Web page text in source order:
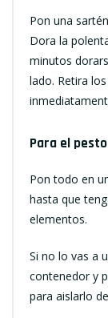
Pon una
Dora la
minutos
lado. Retira
Para el pesto
Pon todo en
hasta que
elementos.
Si no lo vas a
contenedor y
para aislarlo